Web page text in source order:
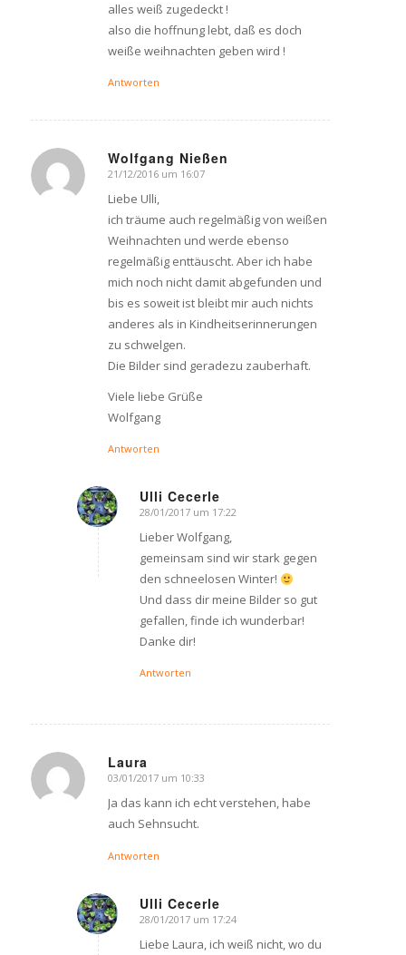
alles weiß zugedeckt !
also die hoffnung lebt, daß es doch
weiße weihnachten geben wird !
Antworten
Wolfgang Nießen
says:
21/12/2016 um 16:07
Liebe Ulli,
ich träume auch regelmäßig von weißen
Weihnachten und werde ebenso
regelmäßig enttäuscht. Aber ich habe
mich noch nicht damit abgefunden und
bis es soweit ist bleibt mir auch nichts
anderes als in Kindheitserinnerungen
zu schwelgen.
Die Bilder sind geradezu zauberhaft.
Viele liebe Grüße
Wolfgang
Antworten
Ulli Cecerle
says:
28/01/2017 um 17:22
Lieber Wolfgang,
gemeinsam sind wir stark gegen
den schneelosen Winter!
Und dass dir meine Bilder so gut
gefallen, finde ich wunderbar!
Danke dir!
Antworten
Laura
says:
03/01/2017 um 10:33
Ja das kann ich echt verstehen, habe
auch Sehnsucht.
Antworten
Ulli Cecerle
says:
28/01/2017 um 17:24
Liebe Laura, ich weiß nicht, wo du